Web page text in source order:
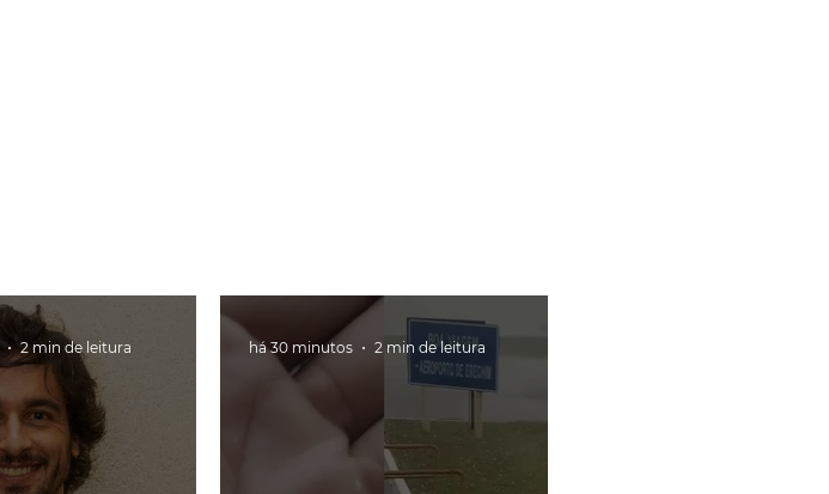
2 min de leitura há 30 minutos 2 min de leitura